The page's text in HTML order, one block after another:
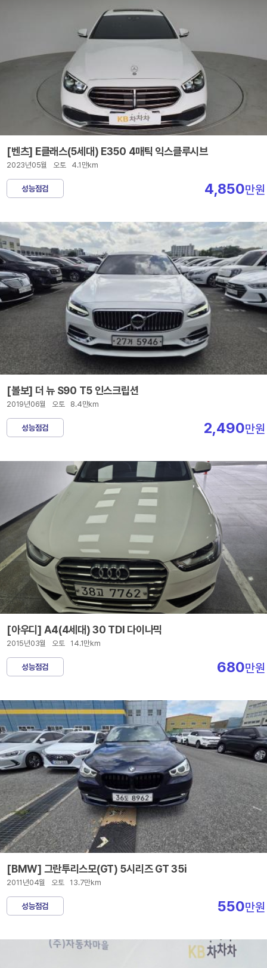
[벤츠] E클래스(5세대) E350 4매틱 익스클루시브
2023년05월 오토 4.1만km
성능점검 4,850만원
[볼보] 더 뉴 S90 T5 인스크립션
2019년06월 오토 8.4만km
성능점검 2,490만원
[아우디] A4(4세대) 30 TDI 다이나믹
2015년03월 오토 14.1만km
성능점검 680만원
[BMW] 그란투리스모(GT) 5시리즈 GT 35i
2011년04월 오토 13.7만km
성능점검 550만원